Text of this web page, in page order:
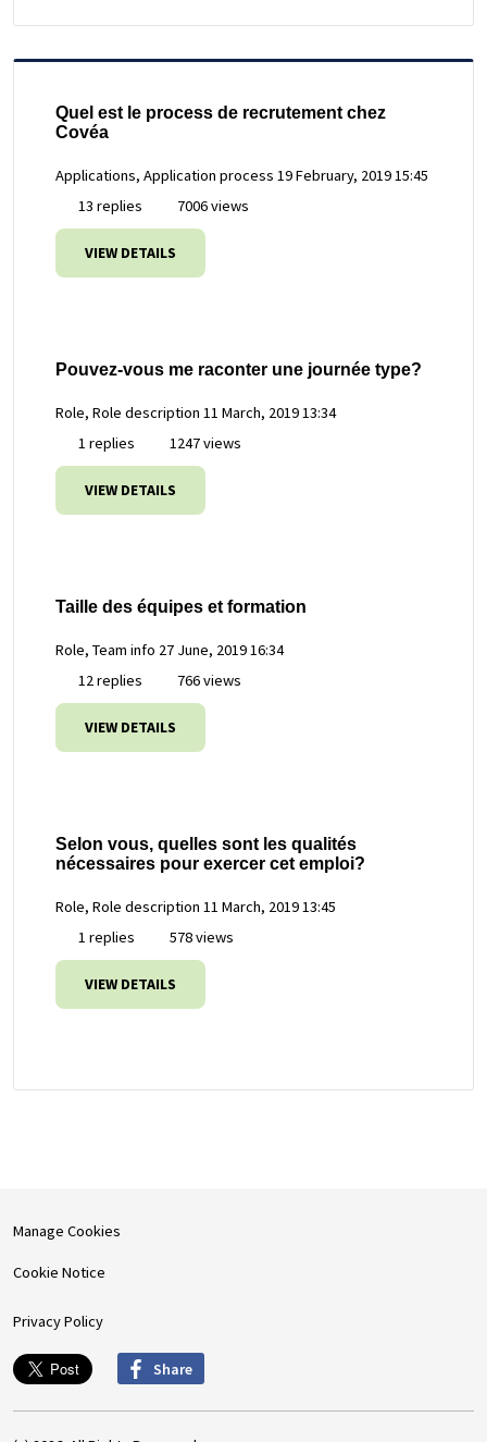
Quel est le process de recrutement chez
Covéa
Applications, Application process 19 February, 2019 15:45
13 replies
7006 views
VIEW DETAILS
Pouvez-vous me raconter une journée type?
Role, Role description 11 March, 2019 13:34
1 replies
1247 views
VIEW DETAILS
Taille des équipes et formation
Role, Team info 27 June, 2019 16:34
12 replies
766 views
VIEW DETAILS
Selon vous, quelles sont les qualités
nécessaires pour exercer cet emploi?
Role, Role description 11 March, 2019 13:45
1 replies
578 views
VIEW DETAILS
Manage Cookies
Cookie Notice
Privacy Policy
Share